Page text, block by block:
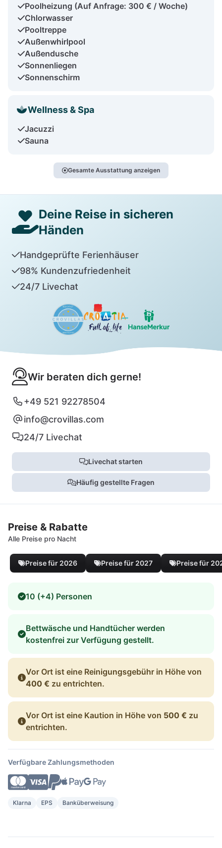
Poolheizung (Auf Anfrage: 300 € / Woche)
Chlorwasser
Pooltreppe
Außenwhirlpool
Außendusche
Sonnenliegen
Sonnenschirm
Wellness & Spa
Jacuzzi
Sauna
Gesamte Ausstattung anzeigen
Deine Reise in sicheren
Händen
Handgeprüfte Ferienhäuser
98% Kundenzufriedenheit
24/7 Livechat
Wir beraten dich gerne!
+49 521 92278504
info@crovillas.com
24/7 Livechat
Livechat starten
Häufig gestellte Fragen
Preise & Rabatte
Alle Preise pro Nacht
Preise für 2026 Preise für 2027 Preise für
10 (+4) Personen
Bettwäsche und Handtücher werden
kostenfrei zur Verfügung gestellt.
Vor Ort ist eine Reinigungsgebühr in Höhe von
400 € zu entrichten.
Vor Ort ist eine Kaution in Höhe von 500 € zu
entrichten.
Verfügbare Zahlungsmethoden
Klarna EPS Banküberweisung